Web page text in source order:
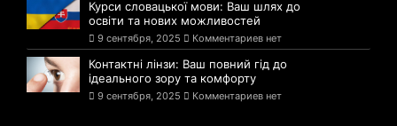
Курси словацької мови: Ваш шлях до
освіти та нових можливостей
9 сентября, 2025 Комментариев нет
Контактні лінзи: Ваш повний гід до
ідеального зору та комфорту
9 сентября, 2025 Комментариев нет